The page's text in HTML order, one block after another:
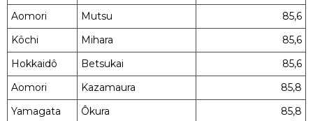
Aomori
Mutsu
85,6
Kôchi
Mihara
85,6
Hokkaidô
Betsukai
85,6
Aomori
Kazamaura
85,8
Yamagata
Ôkura
85,8